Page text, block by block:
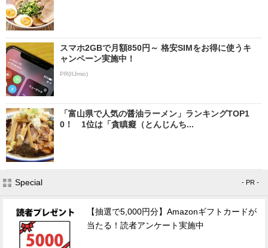
スマホ2GBで月額850円～ 格安SIMをお得に使うキ
ャンペーン実施中！
PR(IIJmio)
「富山県で人気の醤油ラーメン」ランキングTOP1
0！ 1位は「貪瞋癡（とんじんち...
Special - PR -
【抽選で5,000円分】Amazonギフトカードが
当たる！読者アンケート実施中